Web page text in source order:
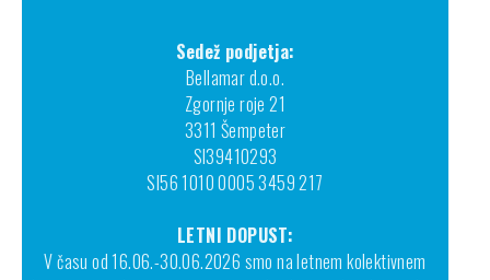
Sedež podjetja:
Bellamar d.o.o.
Zgornje roje 21
3311 Šempeter
SI39410293
SI56 1010 0005 3459 217
LETNI DOPUST:
V času od 16.06.-30.06.2026 smo na letnem kolektivnem